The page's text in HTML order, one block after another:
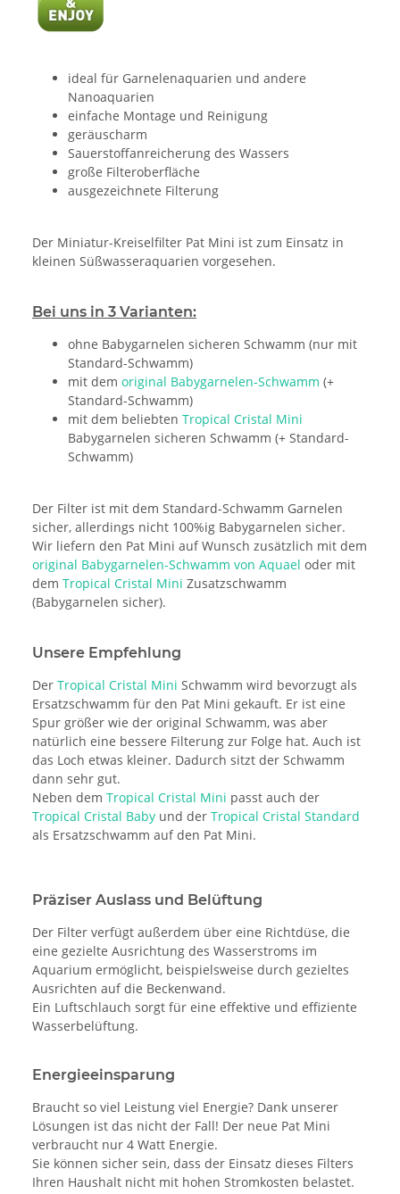
ideal für Garnelenaquarien und andere
Nanoaquarien
einfache Montage und Reinigung
geräuscharm
Sauerstoffanreicherung des Wassers
große Filteroberfläche
ausgezeichnete Filterung
Der Miniatur-Kreiselfilter Pat Mini ist zum Einsatz in
kleinen Süßwasseraquarien vorgesehen.
Bei uns in 3 Varianten:
ohne Babygarnelen sicheren Schwamm (nur mit
Standard-Schwamm)
mit dem original Babygarnelen-Schwamm (+
Standard-Schwamm)
mit dem beliebten Tropical Cristal Mini
Babygarnelen sicheren Schwamm (+ Standard-
Schwamm)
Der Filter ist mit dem Standard-Schwamm Garnelen
sicher, allerdings nicht 100%ig Babygarnelen sicher.
Wir liefern den Pat Mini auf Wunsch zusätzlich mit dem
original Babygarnelen-Schwamm von Aquael oder mit
dem Tropical Cristal Mini Zusatzschwamm
(Babygarnelen sicher).
Unsere Empfehlung
Der Tropical Cristal Mini Schwamm wird bevorzugt als
Ersatzschwamm für den Pat Mini gekauft. Er ist eine
Spur größer wie der original Schwamm, was aber
natürlich eine bessere Filterung zur Folge hat. Auch ist
das Loch etwas kleiner. Dadurch sitzt der Schwamm
dann sehr gut.
Neben dem Tropical Cristal Mini passt auch der
Tropical Cristal Baby und der Tropical Cristal Standard
als Ersatzschwamm auf den Pat Mini.
Präziser Auslass und Belüftung
Der Filter verfügt außerdem über eine Richtdüse, die
eine gezielte Ausrichtung des Wasserstroms im
Aquarium ermöglicht, beispielsweise durch gezieltes
Ausrichten auf die Beckenwand.
Ein Luftschlauch sorgt für eine effektive und effiziente
Wasserbelüftung.
Energieeinsparung
Braucht so viel Leistung viel Energie? Dank unserer
Lösungen ist das nicht der Fall! Der neue Pat Mini
verbraucht nur 4 Watt Energie.
Sie können sicher sein, dass der Einsatz dieses Filters
Ihren Haushalt nicht mit hohen Stromkosten belastet.